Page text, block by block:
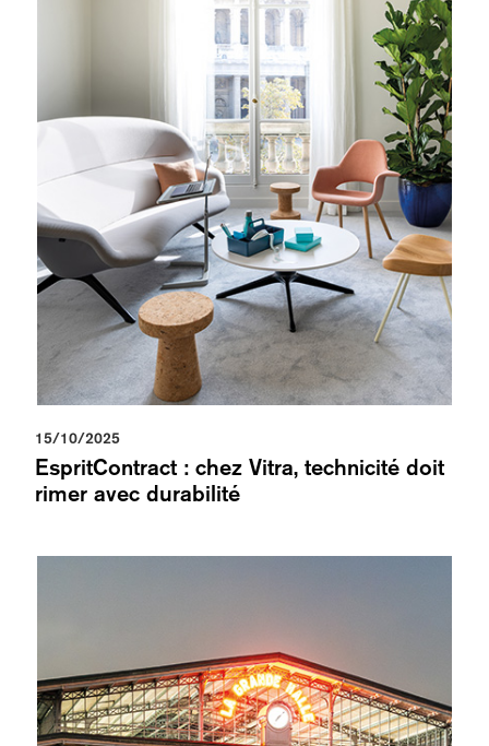
15/10/2025
EspritContract : chez Vitra, technicité doit
rimer avec durabilité